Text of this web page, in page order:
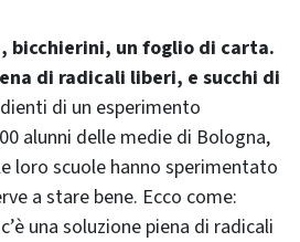
bicchierini, un foglio di carta.
di radicali liberi, e succhi di
di un esperimento
alunni delle medie di Bologna,
loro scuole hanno sperimentato
a stare bene. Ecco come:
una soluzione piena di radicali